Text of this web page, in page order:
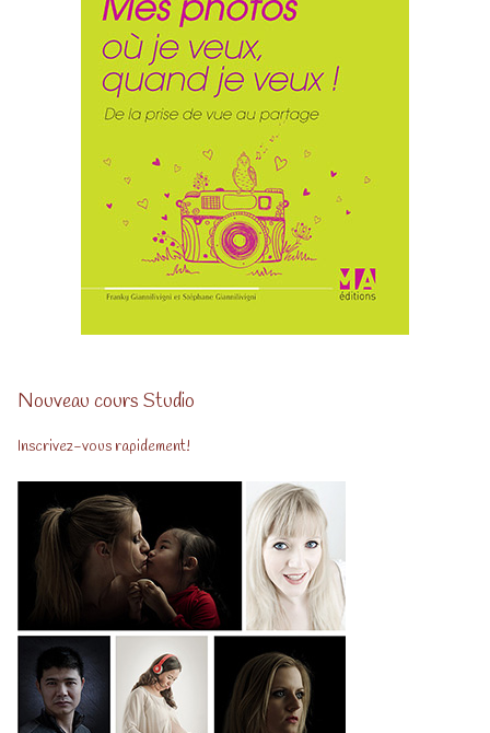
Nouveau cours Studio
Inscrivez-vous rapidement!